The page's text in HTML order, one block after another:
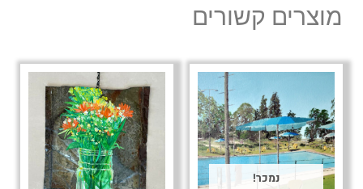
a
p
e
מוצרים קשורים
נמכר!